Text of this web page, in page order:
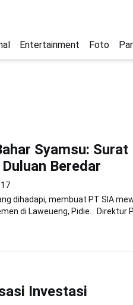
Entertainment Foto
Syamsu: Surat
Beredar
dihadapi, membuat PT SIA
di Laweueng, Pidie. Direktur
Investasi